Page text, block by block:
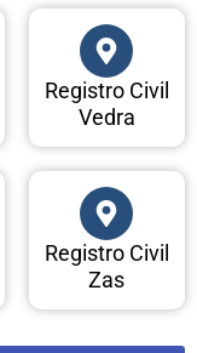
Registro Civil
Vedra
Registro Civil
Zas